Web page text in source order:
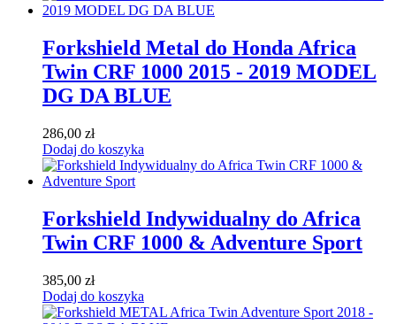
Forkshield Metal do Honda Africa
Twin CRF 1000 2015 - 2019 MODEL
DG DA BLUE
286,00 zł
Dodaj do koszyka
Forkshield Indywidualny do Africa
Twin CRF 1000 & Adventure Sport
385,00 zł
Dodaj do koszyka